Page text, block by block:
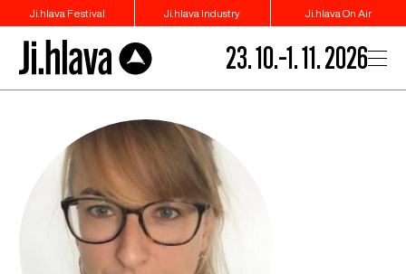
Ji.hlava Festival Ji.hlava Industry Ji.hlava On Air
23. 10.–1. 11. 2026